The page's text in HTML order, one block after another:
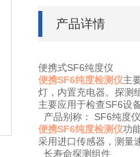
产品详情
便携式SF6纯度仪
便携SF6纯度检测仪主
灯，内置充电器。探测
主要应用于检查SF6设
产品别称： SF6纯度
便携SF6纯度检测仪功
采用进口传感器，测量
长寿命探测组件